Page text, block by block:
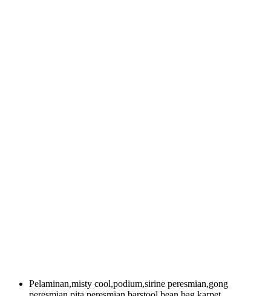
Pelaminan,misty cool,podium,sirine peresmian,gong